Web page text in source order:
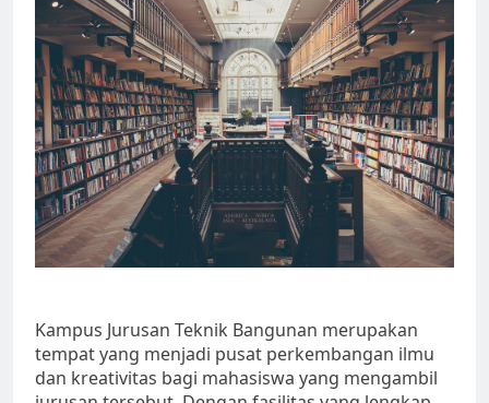
Kampus Jurusan Teknik Bangunan merupakan
tempat yang menjadi pusat perkembangan ilmu
dan kreativitas bagi mahasiswa yang mengambil